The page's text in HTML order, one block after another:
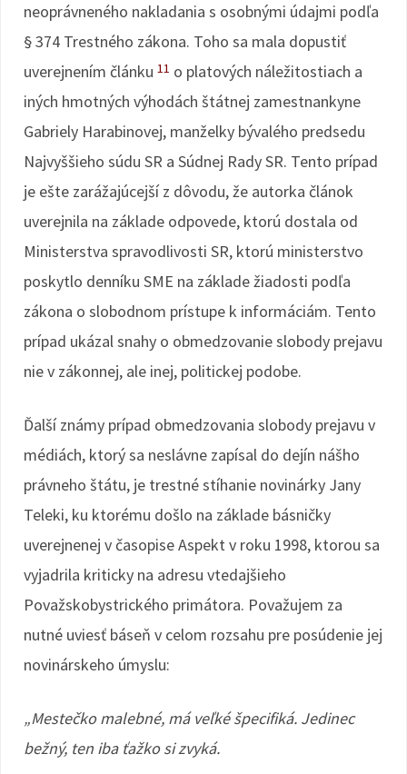
neoprávneného nakladania s osobnými údajmi podľa
§ 374 Trestného zákona. Toho sa mala dopustiť
uverejnením článku 11 o platových náležitostiach a
iných hmotných výhodách štátnej zamestnankyne
Gabriely Harabinovej, manželky bývalého predsedu
Najvyššieho súdu SR a Súdnej Rady SR. Tento prípad
je ešte zarážajúcejší z dôvodu, že autorka článok
uverejnila na základe odpovede, ktorú dostala od
Ministerstva spravodlivosti SR, ktorú ministerstvo
poskytlo denníku SME na základe žiadosti podľa
zákona o slobodnom prístupe k informáciám. Tento
prípad ukázal snahy o obmedzovanie slobody prejavu
nie v zákonnej, ale inej, politickej podobe.
Ďalší známy prípad obmedzovania slobody prejavu v
médiách, ktorý sa neslávne zapísal do dejín nášho
právneho štátu, je trestné stíhanie novinárky Jany
Teleki, ku ktorému došlo na základe básničky
uverejnenej v časopise Aspekt v roku 1998, ktorou sa
vyjadrila kriticky na adresu vtedajšieho
Považskobystrického primátora. Považujem za
nutné uviesť báseň v celom rozsahu pre posúdenie jej
novinárskeho úmyslu:
„Mestečko malebné, má veľké špecifiká. Jedinec
bežný, ten iba ťažko si zvyká.